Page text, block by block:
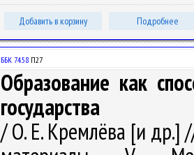
Добавить в корзину Подробнее
ББК 74.58 П27
Образование как
государства
/ О. Е. Кремлёва [и др.]